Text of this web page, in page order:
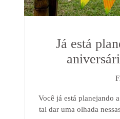
Já está
Você já está planejando
tal dar uma olhada